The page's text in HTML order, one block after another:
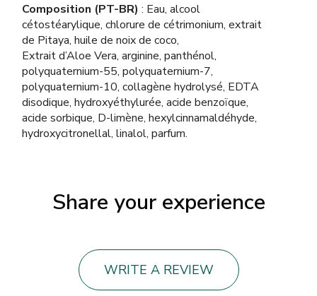
Composition (PT-BR) : Eau, alcool
cétostéarylique, chlorure de cétrimonium, extrait
de Pitaya, huile de noix de coco,
Extrait d’Aloe Vera, arginine, panthénol,
polyquaternium-55, polyquaternium-7,
polyquaternium-10, collagène hydrolysé, EDTA
disodique, hydroxyéthylurée, acide benzoïque,
acide sorbique, D-limène, hexylcinnamaldéhyde,
hydroxycitronellal, linalol, parfum.
Share your experience
WRITE A REVIEW